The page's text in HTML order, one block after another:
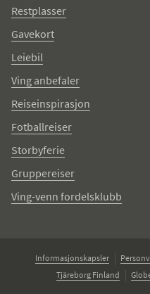
Restplasser
Gavekort
Leiebil
Ving anbefaler
Reiseinspirasjon
Fotballreiser
Storbyferie
Gruppereiser
Ving-venn fordelsklubb
Informasjonskapsler
Tjäreborg Finland